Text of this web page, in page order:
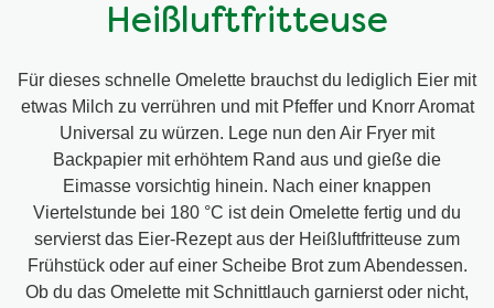
Heißluftfritteuse
Für dieses schnelle Omelette brauchst du lediglich Eier mit
etwas Milch zu verrühren und mit Pfeffer und Knorr Aromat
Universal zu würzen. Lege nun den Air Fryer mit
Backpapier mit erhöhtem Rand aus und gieße die
Eimasse vorsichtig hinein. Nach einer knappen
Viertelstunde bei 180 °C ist dein Omelette fertig und du
servierst das Eier-Rezept aus der Heißluftfritteuse zum
Frühstück oder auf einer Scheibe Brot zum Abendessen.
Ob du das Omelette mit Schnittlauch garnierst oder nicht,